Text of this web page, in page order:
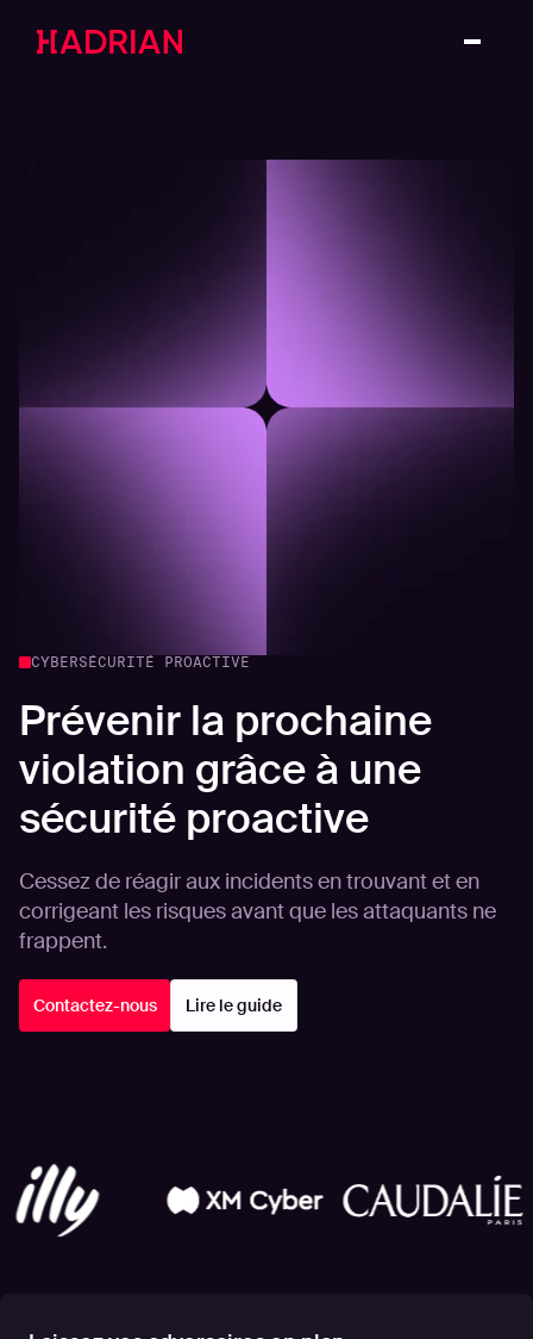
CYBERSÉCURITÉ PROACTIVE
Prévenir la prochaine
violation grâce à une
sécurité proactive
Cessez de réagir aux incidents en trouvant et en
corrigeant les risques avant que les attaquants ne
frappent.
Contactez-nous Lire le guide